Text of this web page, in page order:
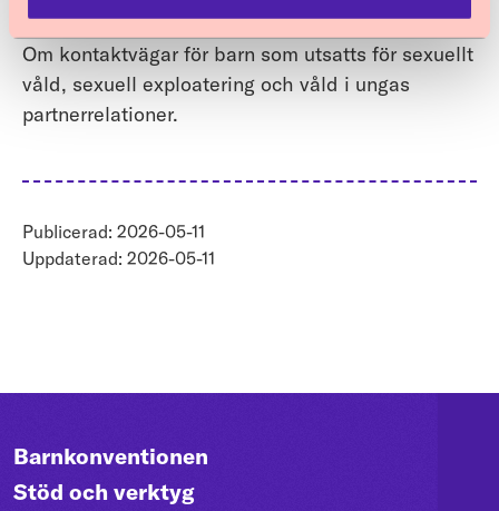
någon"
Om kontaktvägar för barn som utsatts för sexuellt
våld, sexuell exploatering och våld i ungas
partnerrelationer.
Publicerad: 2026-05-11
Uppdaterad: 2026-05-11
Barnkonventionen
Stöd och verktyg